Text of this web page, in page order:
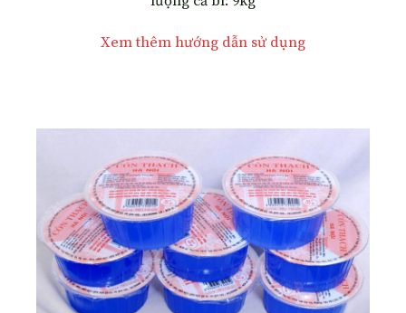
Xem thêm hướng dẫn sử dụng